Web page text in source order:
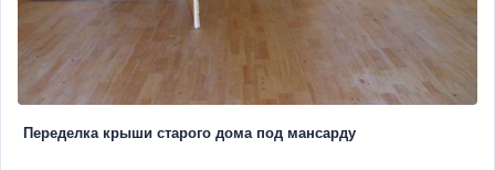
Переделка крыши старого дома под мансарду